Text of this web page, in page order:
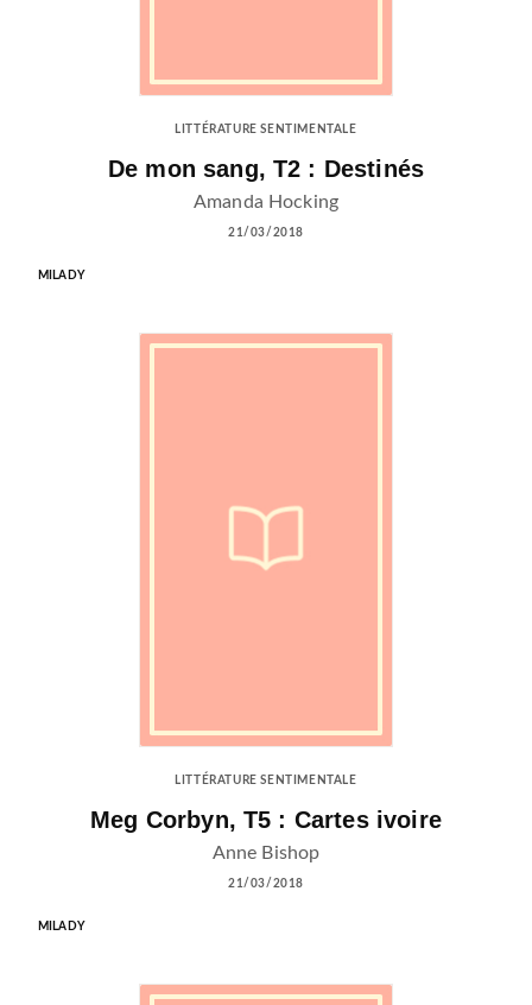
LITTÉRATURE SENTIMENTALE
De mon sang, T2 : Destinés
Amanda Hocking
21/03/2018
MILADY
LITTÉRATURE SENTIMENTALE
Meg Corbyn, T5 : Cartes ivoire
Anne Bishop
21/03/2018
MILADY